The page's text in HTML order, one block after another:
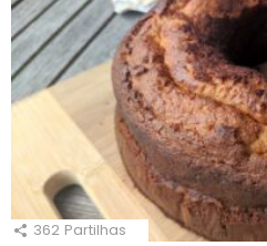
362 Partilhas